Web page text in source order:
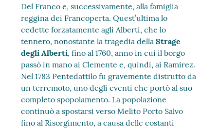
Del Franco e, successivamente, alla famiglia
reggina dei Francoperta. Quest’ultima lo
cedette forzatamente agli Alberti, che lo
tennero, nonostante la tragedia dellaStrage
degli Alberti, fino al 1760, anno in cui il borgo
passò in mano ai Clemente e, quindi, ai Ramirez.
Nel 1783 Pentedattilo fu gravemente distrutto da
un terremoto, uno degli eventi che portò al suo
completo spopolamento. La popolazione
continuò a spostarsi verso Melito Porto Salvo
fino al Risorgimento, a causa delle costanti